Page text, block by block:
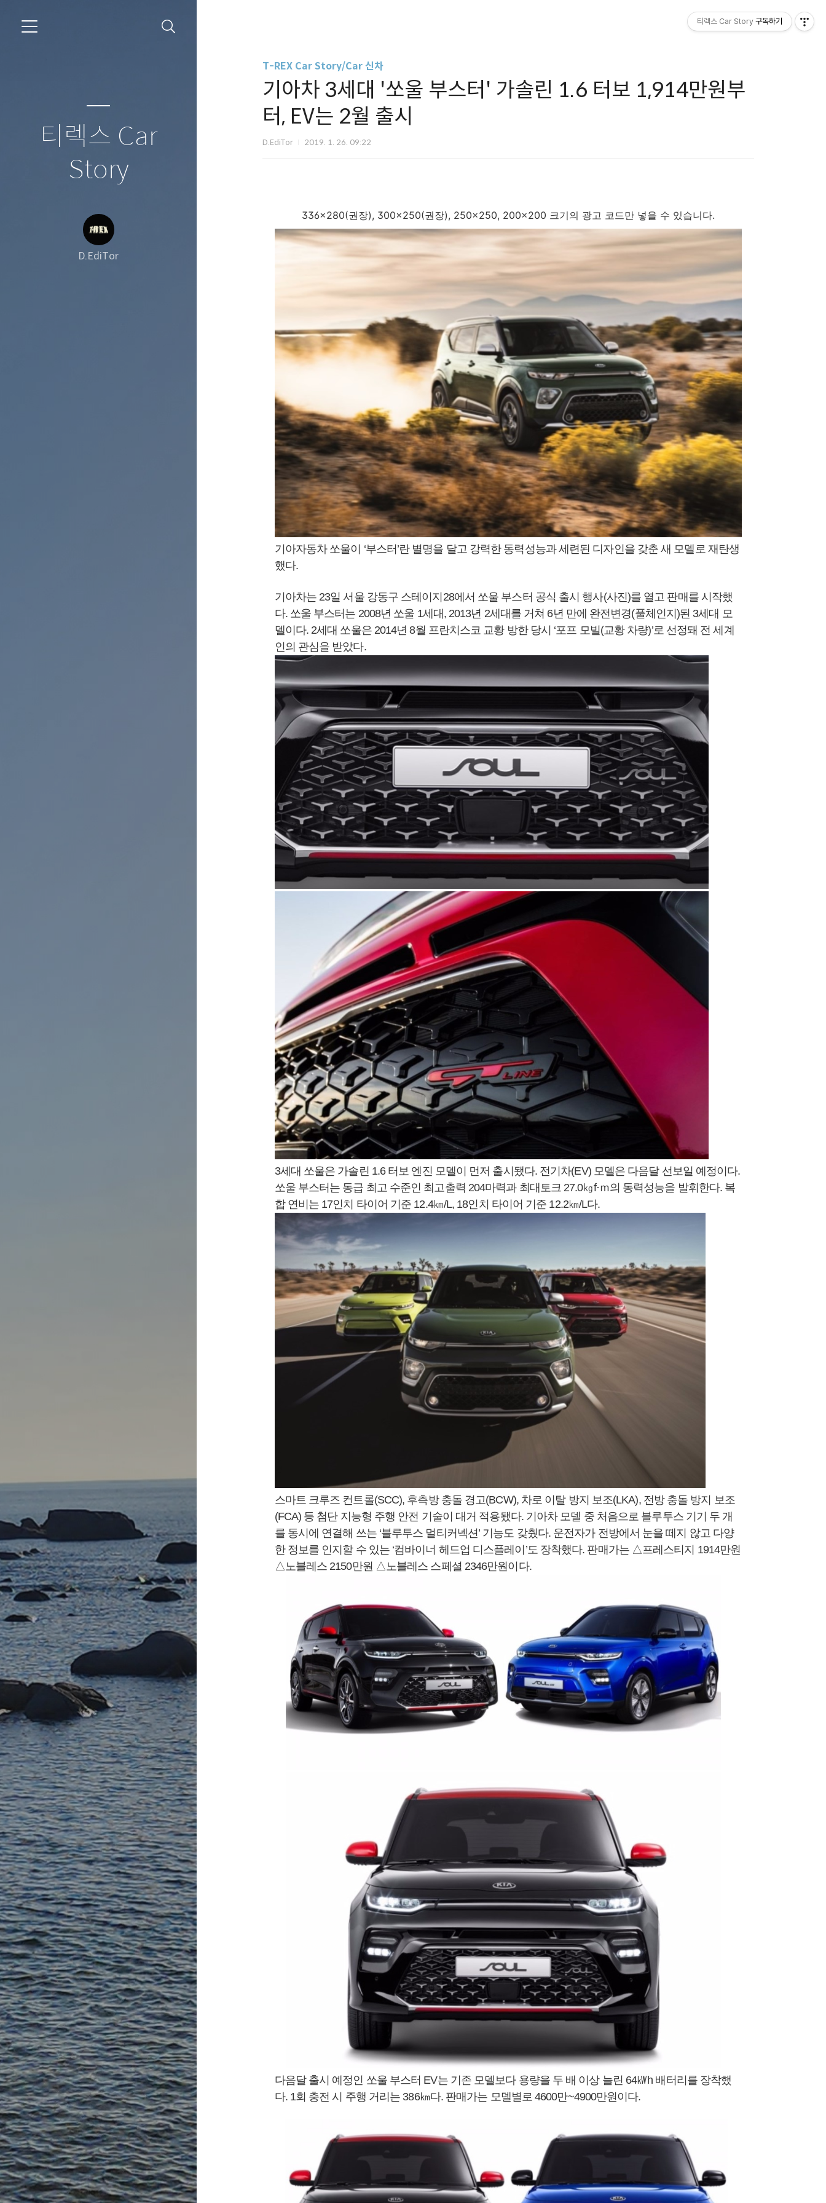
티렉스 Car
Story
D.EdiTor
T-REX Car Story/Car 신차
기아차 3세대 '쏘울 부스터' 가솔린 1.6 터보 1,914만원부
터, EV는 2월 출시
D.EdiTor 2019. 1. 26. 09:22
336x280(권장), 300x250(권장), 250x250, 200x200 크기의 광고 코드만 넣을 수 있습니다.
기아자동차 쏘울이 ‘부스터’란 별명을 달고 강력한 동력성능과 세련된 디자인을 갖춘 새 모델로 재탄생
했다.
기아차는 23일 서울 강동구 스테이지28에서 쏘울 부스터 공식 출시 행사(사진)를 열고 판매를 시작했
다. 쏘울 부스터는 2008년 쏘울 1세대, 2013년 2세대를 거쳐 6년 만에 완전변경(풀체인지)된 3세대 모
델이다. 2세대 쏘울은 2014년 8월 프란치스코 교황 방한 당시 ‘포프 모빌(교황 차량)’로 선정돼 전 세계
인의 관심을 받았다.
3세대 쏘울은 가솔린 1.6 터보 엔진 모델이 먼저 출시됐다. 전기차(EV) 모델은 다음달 선보일 예정이다.
쏘울 부스터는 동급 최고 수준인 최고출력 204마력과 최대토크 27.0㎏f·ｍ의 동력성능을 발휘한다. 복
합 연비는 17인치 타이어 기준 12.4㎞/L, 18인치 타이어 기준 12.2㎞/L다.
스마트 크루즈 컨트롤(SCC), 후측방 충돌 경고(BCW), 차로 이탈 방지 보조(LKA), 전방 충돌 방지 보조
(FCA) 등 첨단 지능형 주행 안전 기술이 대거 적용됐다. 기아차 모델 중 처음으로 블루투스 기기 두 개
를 동시에 연결해 쓰는 ‘블루투스 멀티커넥션’ 기능도 갖췄다. 운전자가 전방에서 눈을 떼지 않고 다양
한 정보를 인지할 수 있는 ‘컴바이너 헤드업 디스플레이’도 장착했다. 판매가는 △프레스티지 1914만원
△노블레스 2150만원 △노블레스 스페셜 2346만원이다.
다음달 출시 예정인 쏘울 부스터 EV는 기존 모델보다 용량을 두 배 이상 늘린 64㎾h 배터리를 장착했
다. 1회 충전 시 주행 거리는 386㎞다. 판매가는 모델별로 4600만~4900만원이다.
티렉스 Car Story 구독하기